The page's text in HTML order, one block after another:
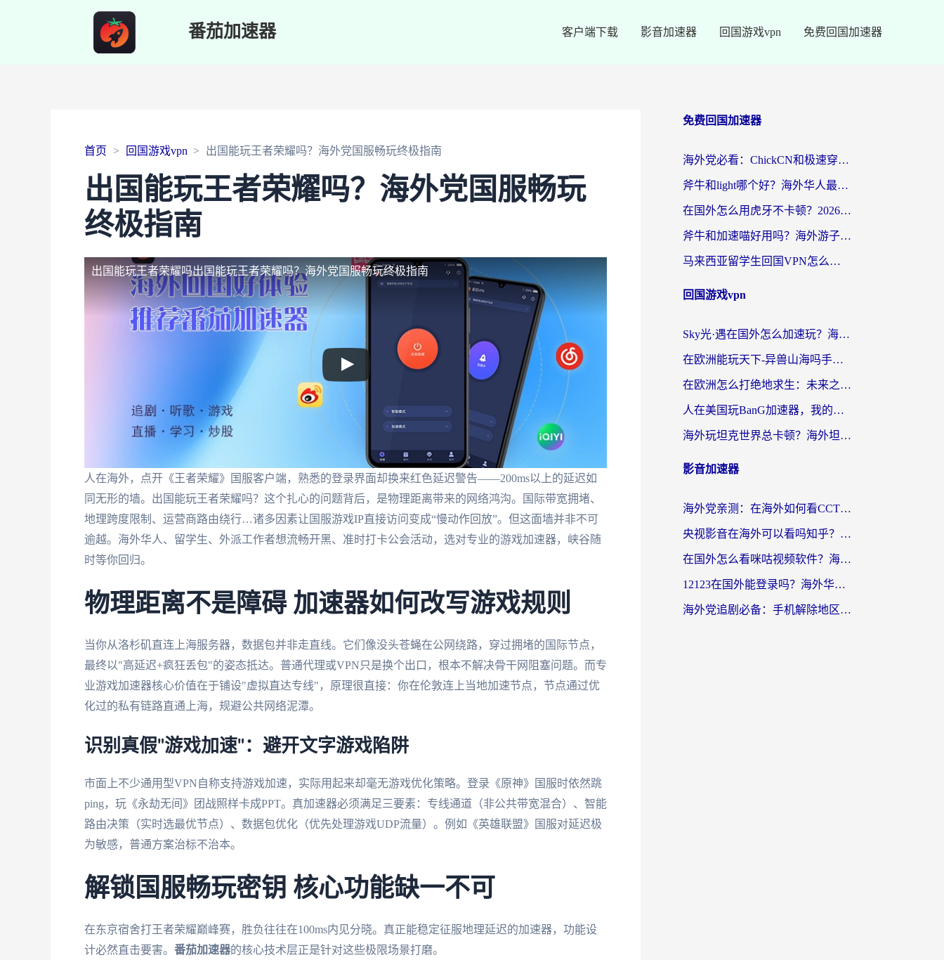
番茄加速器 客户端下载 影音加速器 回国游戏vpn 免费回国加速器
首页 回国游戏vpn 出国能玩王者荣耀吗？海外党国服畅玩终极指南
出国能玩王者荣耀吗？海外党国服畅玩
终极指南
出国能玩王者荣耀吗出国能玩王者荣耀吗？海外党国服畅玩终极指南
人在海外，点开《王者荣耀》国服客户端，熟悉的登录界面却换来红色延迟警告——200ms以上的延迟如
同无形的墙。出国能玩王者荣耀吗？这个扎心的问题背后，是物理距离带来的网络鸿沟。国际带宽拥堵、
地理跨度限制、运营商路由绕行…诸多因素让国服游戏IP直接访问变成“慢动作回放”。但这面墙并非不可
逾越。海外华人、留学生、外派工作者想流畅开黑、准时打卡公会活动，选对专业的游戏加速器，峡谷随
时等你回归。
物理距离不是障碍 加速器如何改写游戏规则
当你从洛杉矶直连上海服务器，数据包并非走直线。它们像没头苍蝇在公网绕路，穿过拥堵的国际节点，
最终以"高延迟+疯狂丢包"的姿态抵达。普通代理或VPN只是换个出口，根本不解决骨干网阻塞问题。而专
业游戏加速器核心价值在于铺设"虚拟直达专线"，原理很直接：你在伦敦连上当地加速节点，节点通过优
化过的私有链路直通上海，规避公共网络泥潭。
识别真假"游戏加速"：避开文字游戏陷阱
市面上不少通用型VPN自称支持游戏加速，实际用起来却毫无游戏优化策略。登录《原神》国服时依然跳
ping，玩《永劫无间》团战照样卡成PPT。真加速器必须满足三要素：专线通道（非公共带宽混合）、智能
路由决策（实时选最优节点）、数据包优化（优先处理游戏UDP流量）。例如《英雄联盟》国服对延迟极
为敏感，普通方案治标不治本。
解锁国服畅玩密钥 核心功能缺一不可
在东京宿舍打王者荣耀巅峰赛，胜负往往在100ms内见分晓。真正能稳定征服地理延迟的加速器，功能设
计必然直击要害。 番茄加速器的核心技术层正是针对这些极限场景打磨。
免费回国加速器
海外党必看：ChickCN和极速穿梭VPN好用吗？3招教你选对回国加速器无缝刷国内资源
斧牛和light哪个好？海外华人最关心的回国加速器选择难题，一篇讲透
在国外怎么用虎牙不卡顿？2026海外华人亲测有效的回国加速器选择指南
斧牛和加速喵好用吗？海外游子的真实选择困境
马来西亚留学生回国VPN怎么选？3个避坑点+1款实测好用的加速器推荐
回国游戏vpn
Sky光·遇在国外怎么加速玩？海外党亲测有效的国服游戏加速指南
在欧洲能玩天下-异兽山海吗手游？海外玩家的加速器生存指南
在欧洲怎么打绝地求生：未来之役不卡？留学生亲测的加速器避坑指南
人在美国玩BanG加速器，我的延迟终于绿了
海外玩坦克世界总卡顿？海外坦克世界加速器有哪些？实测好用的选择在这里
影音加速器
海外党亲测：在海外如何看CCTV？告别“仅限大陆播放”的实用指南
央视影音在海外可以看吗知乎？留学生亲测：3步解决地域限制+追剧自由
在国外怎么看咪咕视频软件？海外党亲测有效的回国加速方案
12123在国外能登录吗？海外华人必看的回国加速实用指南
海外党追剧必备：手机解除地区限制app怎么选？解决央视视频&国内剧地区限制全指南